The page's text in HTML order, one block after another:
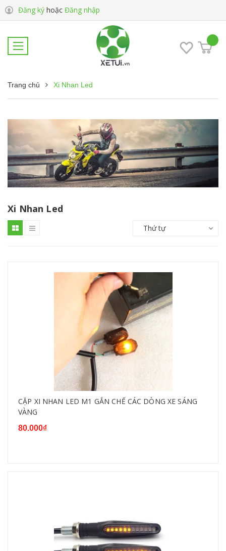
Đăng ký hoặc Đăng nhập
Trang chủ Xi Nhan Led
Xi Nhan Led
Thứ tự
CẶP XI NHAN LED M1 GẮN CHẾ CÁC DÒNG XE SÁNG
VÀNG
80.000₫